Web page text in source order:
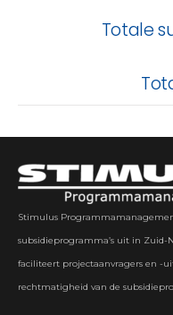
Totale
Stimulus
subsidieprogramma’s uit in Zuid-
faciliteert projectaanvragers en -
rechtmatigheid van de